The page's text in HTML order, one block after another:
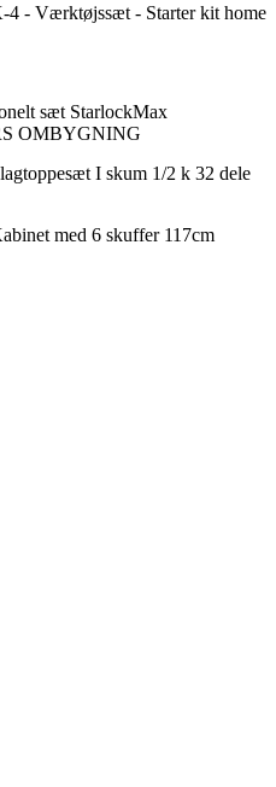
4 - Værktøjssæt - Starter kit home
sæt StarlockMax
OMBYGNING
I skum 1/2 k 32 dele
med 6 skuffer 117cm